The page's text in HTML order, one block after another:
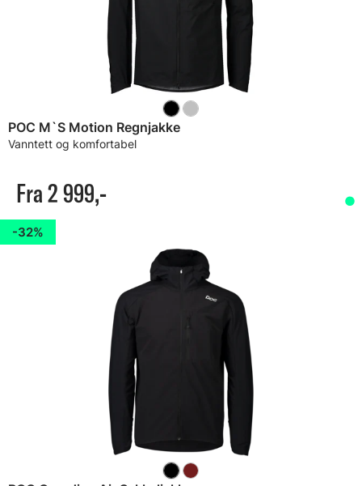
POC M`S Motion Regnjakke
Vanntett og komfortabel
Fra 2 999,-
32%